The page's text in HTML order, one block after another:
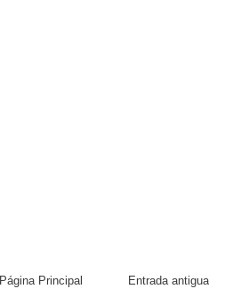
Entrada antigua
Página Principal